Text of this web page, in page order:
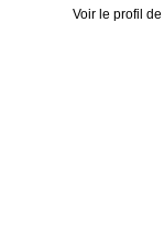
Voir le profil de